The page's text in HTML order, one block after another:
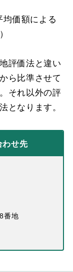
価額による
評価法と違い
ら比準させて
それ以外の評
となります。
わせ先
番地